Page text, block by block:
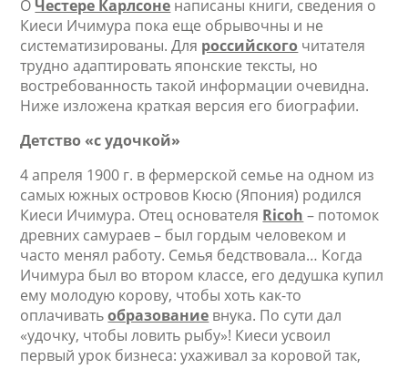
О Честере Карлсоне написаны книги, сведения о
Киеси Ичимура пока еще обрывочны и не
систематизированы. Для российского читателя
трудно адаптировать японские тексты, но
востребованность такой информации очевидна.
Ниже изложена краткая версия его биографии.
Детство «с удочкой»
4 апреля 1900 г. в фермерской семье на одном из
самых южных островов Кюсю (Япония) родился
Киеси Ичимура. Отец основателя Ricoh – потомок
древних самураев – был гордым человеком и
часто менял работу. Семья бедствовала… Когда
Ичимура был во втором классе, его дедушка купил
ему молодую корову, чтобы хоть как-то
оплачиватьобразование внука. По сути дал
«удочку, чтобы ловить рыбу»! Киеси усвоил
первый урок бизнеса: ухаживал за коровой так,